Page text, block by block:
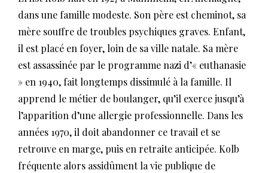
dans une famille modeste. Son père est cheminot, sa
mère souffre de troubles psychiques graves. Enfant,
il est placé en foyer, loin de sa ville natale. Sa mère
est assassinée par le programme nazi d’« euthanasie
» en 1940, fait longtemps dissimulé à la famille. Il
apprend le métier de boulanger, qu’il exerce jusqu’à
l’apparition d’une allergie professionnelle. Dans les
années 1970, il doit abandonner ce travail et se
retrouve en marge, puis en retraite anticipée. Kolb
fréquente alors assidûment la vie publique de